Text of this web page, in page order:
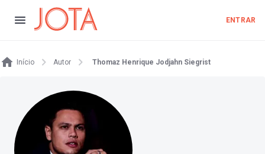
ENTRAR
Início Autor Thomaz Henrique Jodjahn Siegrist